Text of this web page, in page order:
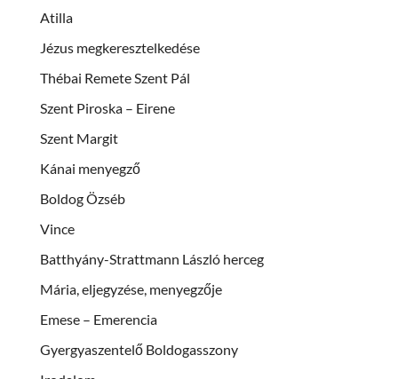
Atilla
Jézus megkeresztelkedése
Thébai Remete Szent Pál
Szent Piroska – Eirene
Szent Margit
Kánai menyegző
Boldog Özséb
Vince
Batthyány-Strattmann László herceg
Mária, eljegyzése, menyegzője
Emese – Emerencia
Gyergyaszentelő Boldogasszony